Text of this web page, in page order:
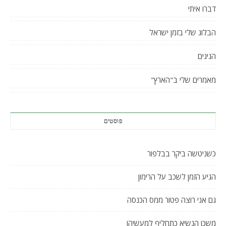
דברו איתי
הבלוג שלי בזמן ישראל
הגיגים
מאמרים שלי ב"הארץ"
פוסטים
כשניטשה ביקר בבלפור
הגיע הזמן לשכב על הרימון
גם אני רוצה פטור ממס הכנסה
משכן הנשיא כתחליף למעשיהו